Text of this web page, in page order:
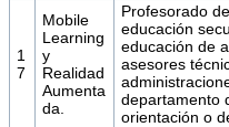
1
7
Mobile
Learning
y
Realidad
Aumenta
da.
Profesorado
educación
educación de
asesores
departamento
orientación o